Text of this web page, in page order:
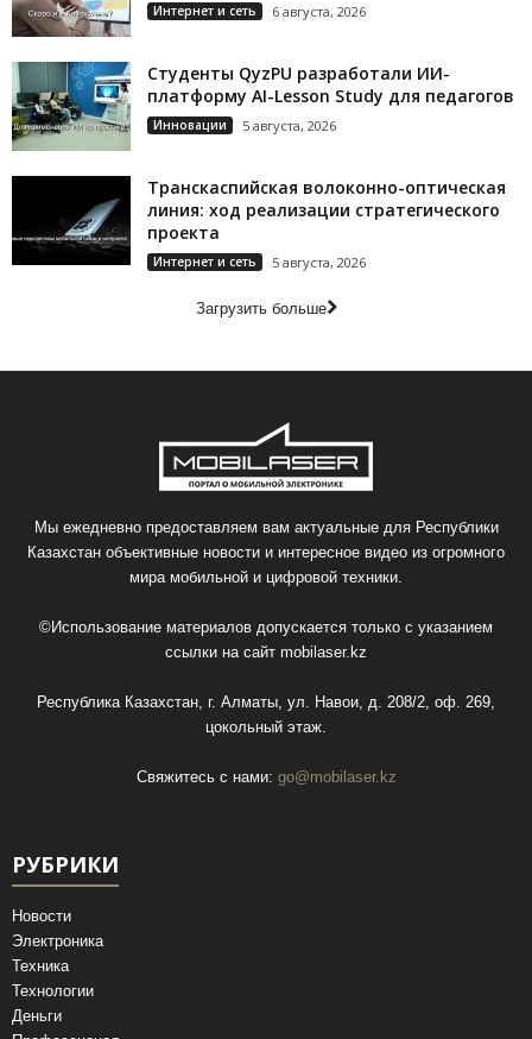
Интернет и сеть 6 августа, 2026
Студенты QyzPU разработали ИИ-
платформу AI-Lesson Study для педагогов
Инновации 5 августа, 2026
Транскаспийская волоконно-оптическая
линия: ход реализации стратегического
проекта
Интернет и сеть 5 августа, 2026
Загрузить больше
Мы ежедневно предоставляем вам актуальные для Республики
Казахстан объективные новости и интересное видео из огромного
мира мобильной и цифровой техники.
©Использование материалов допускается только с указанием
ссылки на сайт mobilaser.kz
Республика Казахстан, г. Алматы, ул. Навои, д. 208/2, оф. 269,
цокольный этаж.
Свяжитесь с нами: go@mobilaser.kz
РУБРИКИ
Новости
Электроника
Техника
Технологии
Деньги